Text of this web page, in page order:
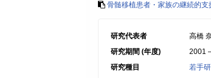
骨髄移植患者・家族の継続的支
研究代表者
高橋
研究期間 (年度)
2001
研究種目
若手